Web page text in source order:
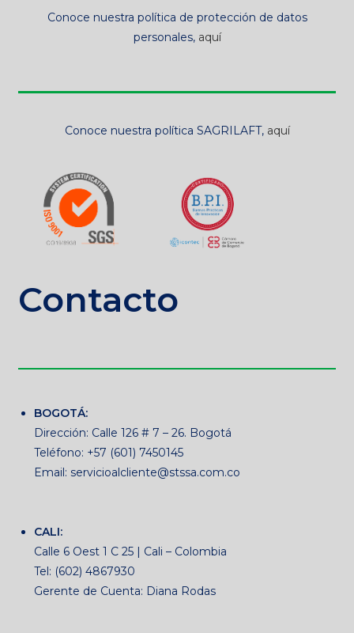
Conoce nuestra política de protección de datos
personales, aquí
Conoce nuestra política SAGRILAFT, aquí
Contacto
BOGOTÁ:
Dirección: Calle 126 # 7 – 26. Bogotá
Teléfono: +57 (601) 7450145
Email: servicioalcliente@stssa.com.co
CALI:
Calle 6 Oest 1 C 25 | Cali – Colombia
Tel: (602) 4867930
Gerente de Cuenta: Diana Rodas